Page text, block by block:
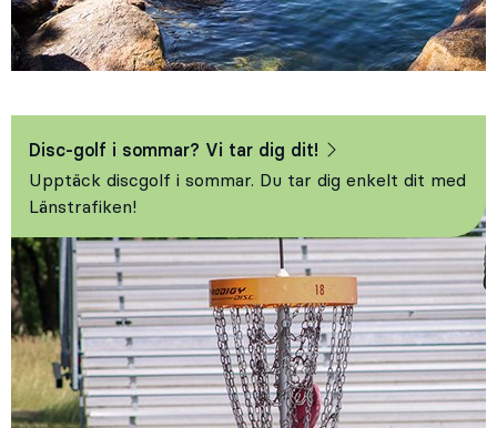
Disc-golf i sommar? Vi tar dig dit!
Upptäck discgolf i sommar. Du tar dig enkelt dit med
Länstrafiken!